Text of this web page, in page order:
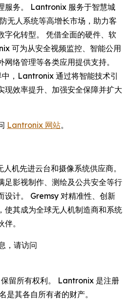
服务。 Lantronix 服务于智慧城
无人系统等高增长市场，助力客
字化转型。 凭借全面的硬件、软
可为从安全视频监控、智能公用
络管理等各类应用提供支持。
，Lantronix 通过将智能技术引
现效率提升、加强安全保障并扩大
Lantronix 网站。
机先进云台和摄像系统供应商。
足影视制作、测绘及公共安全等行
设计。 Gremsy 对精准性、创新
使其成为全球无人机制造商和系统
。
，请访问
留所有权利。 Lantronix 是注册
是其各自所有者的财产。